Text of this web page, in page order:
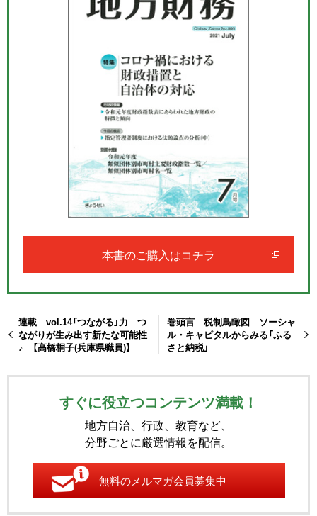
本書のご購入はコチラ
連載 vol.14「つながる」力 つ
ながりが生み出す新たな可能性
♪ 【高橋桐子(兵庫県職員)】
巻頭言 税制鳥瞰図 ソーシャ
ル・キャピタルからみる「ふる
さと納税」
すぐに役立つコンテンツ満載！
地方自治、行政、教育など、
分野ごとに厳選情報を配信。
無料のメルマガ会員募集中